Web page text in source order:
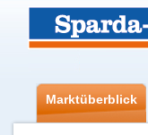
Marktüberblick